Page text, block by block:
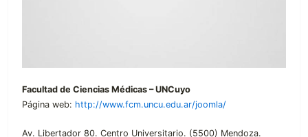
Facultad de Ciencias Médicas – UNCuyo
Página web: http://www.fcm.uncu.edu.ar/joomla/
Av. Libertador 80. Centro Universitario. (5500) Mendoza.